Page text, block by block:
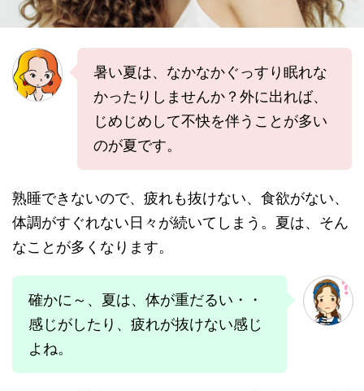
暑い夏は、なかなかぐっすり眠れな
かったりしませんか？外に出れば、
じめじめして不快を伴うことが多い
のが夏です。
熟睡できないので、疲れも抜けない、食欲がない、
体調がすぐれない日々が続いてしまう。夏は、そん
なことが多くなります。
確かに～、夏は、体が重だるい・・
感じがしたり、疲れが抜けない感じ
よね。